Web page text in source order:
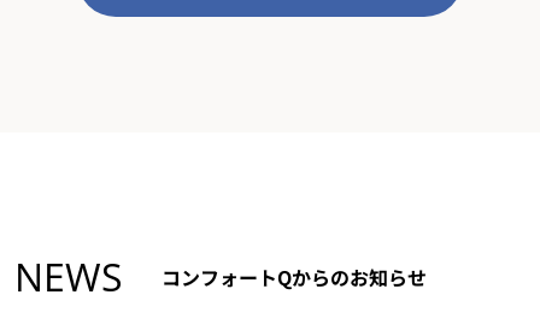
NEWS コンフォートQからのお知らせ